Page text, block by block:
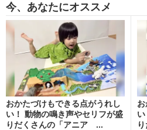
今、あなたにオススメ
おかたづけもできる点がうれし
い！ 動物の鳴き声やセリフが盛
りだくさんの「アニア ...